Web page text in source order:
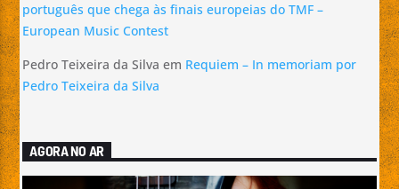
português que chega às finais europeias do TMF –
European Music Contest
Pedro Teixeira da Silva em Requiem – In memoriam por
Pedro Teixeira da Silva
AGORA NO AR